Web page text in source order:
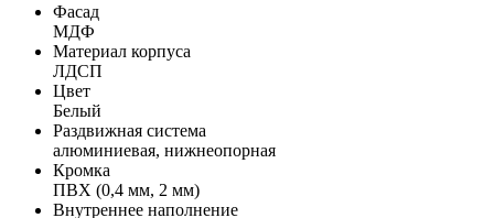
Фасад
МДФ
Материал корпуса
ЛДСП
Цвет
Белый
Раздвижная система
алюминиевая, нижнеопорная
Кромка
ПВХ (0,4 мм, 2 мм)
Внутреннее наполнение